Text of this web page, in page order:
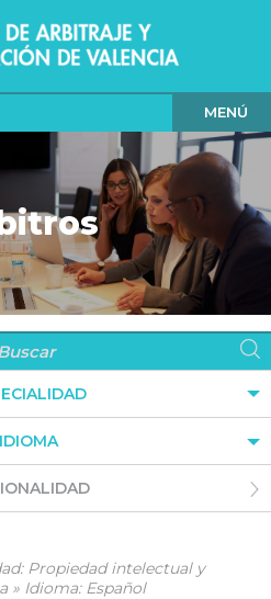
MENÚ
IDIOMA
Propiedad intelectual y
» Idioma: Español